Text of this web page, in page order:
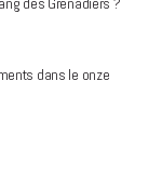
dans le onze